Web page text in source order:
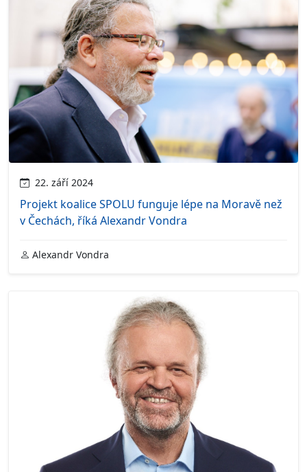
22. září 2024
Projekt koalice SPOLU funguje lépe na Moravě než
v Čechách, říká Alexandr Vondra
Alexandr Vondra